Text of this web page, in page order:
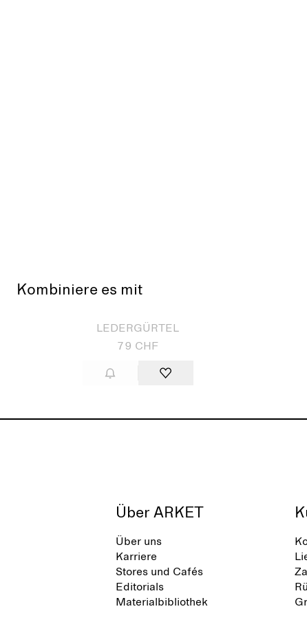
Kombiniere es mit
Ausverkauft
LEDERGÜRTEL
79 CHF
Über ARKET
Über uns
Karriere
Stores und Cafés
Editorials
Materialbibliothek